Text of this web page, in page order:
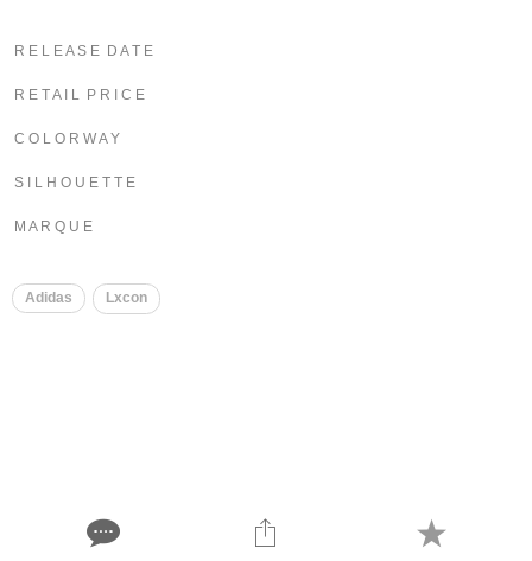
R E L E A S E D A T E
R E T A I L P R I C E
C O L O R W A Y
S I L H O U E T T E
M A R Q U E
Adidas Lxcon